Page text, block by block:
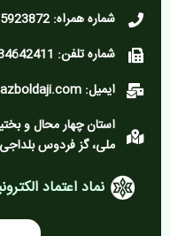
شماره همراه: 09135923872
شماره تلفن: 03834642411
ایمیل: info[at]gazboldaji.com
استان چهار محال و
ملی، گز فردوس بلداجی
نماد اعتماد